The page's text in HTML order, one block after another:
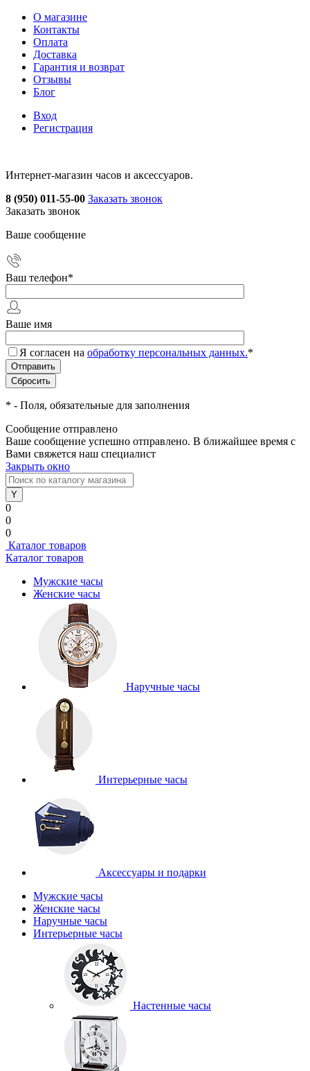
О магазине
Контакты
Оплата
Доставка
Гарантия и возврат
Отзывы
Блог
Вход
Регистрация
Интернет-магазин часов и аксессуаров.
8 (950) 011-55-00 Заказать звонок
Заказать звонок
Ваше сообщение
Ваш телефон*
Ваше имя
Я согласен на обработку персональных данных.*
* - Поля, обязательные для заполнения
Сообщение отправлено
Ваше сообщение успешно отправлено. В ближайшее время с
Вами свяжется наш специалист
Закрыть окно
0
0
0
Каталог товаров
Каталог товаров
Мужские часы
Женские часы
Наручные часы
Интерьерные часы
Аксессуары и подарки
Мужские часы
Женские часы
Наручные часы
Интерьерные часы
Настенные часы